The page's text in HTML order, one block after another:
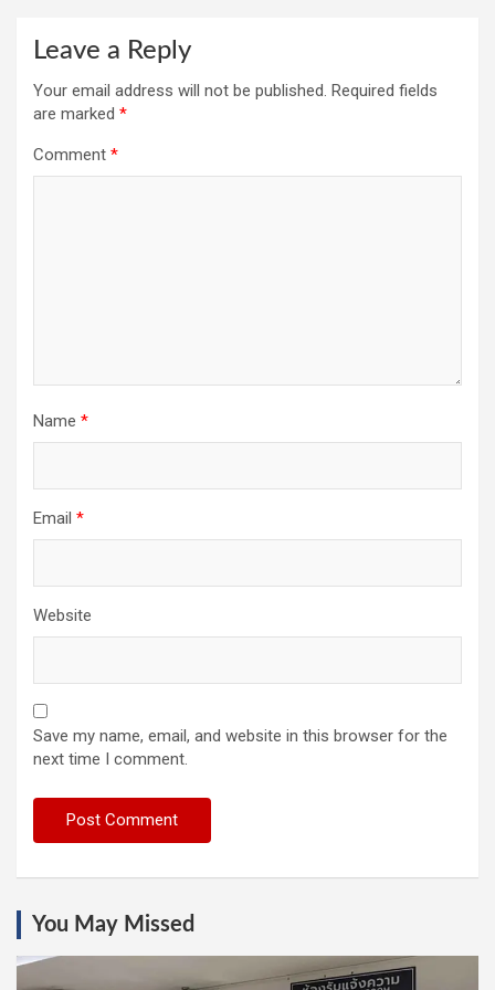
Leave a Reply
Your email address will not be published. Required fields
are marked *
Comment *
Name *
Email *
Website
Save my name, email, and website in this browser for the
next time I comment.
You May Missed